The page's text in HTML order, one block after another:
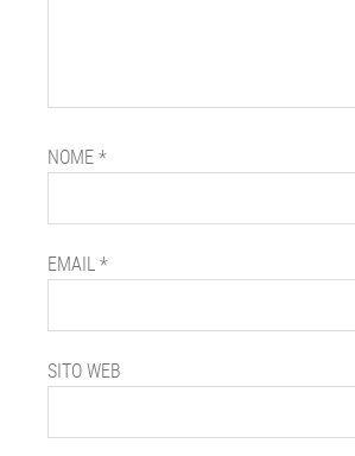
NOME*
EMAIL*
SITO WEB